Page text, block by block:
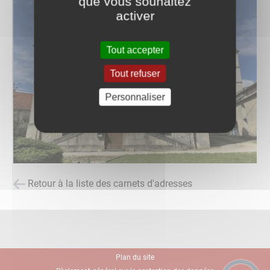
Retour à la liste des carnets d'adresses
Plan du site
activer
Tout accepter
Tout refuser
Personnaliser